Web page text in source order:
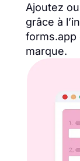
Ajoutez
grâce à
forms.app
marque.